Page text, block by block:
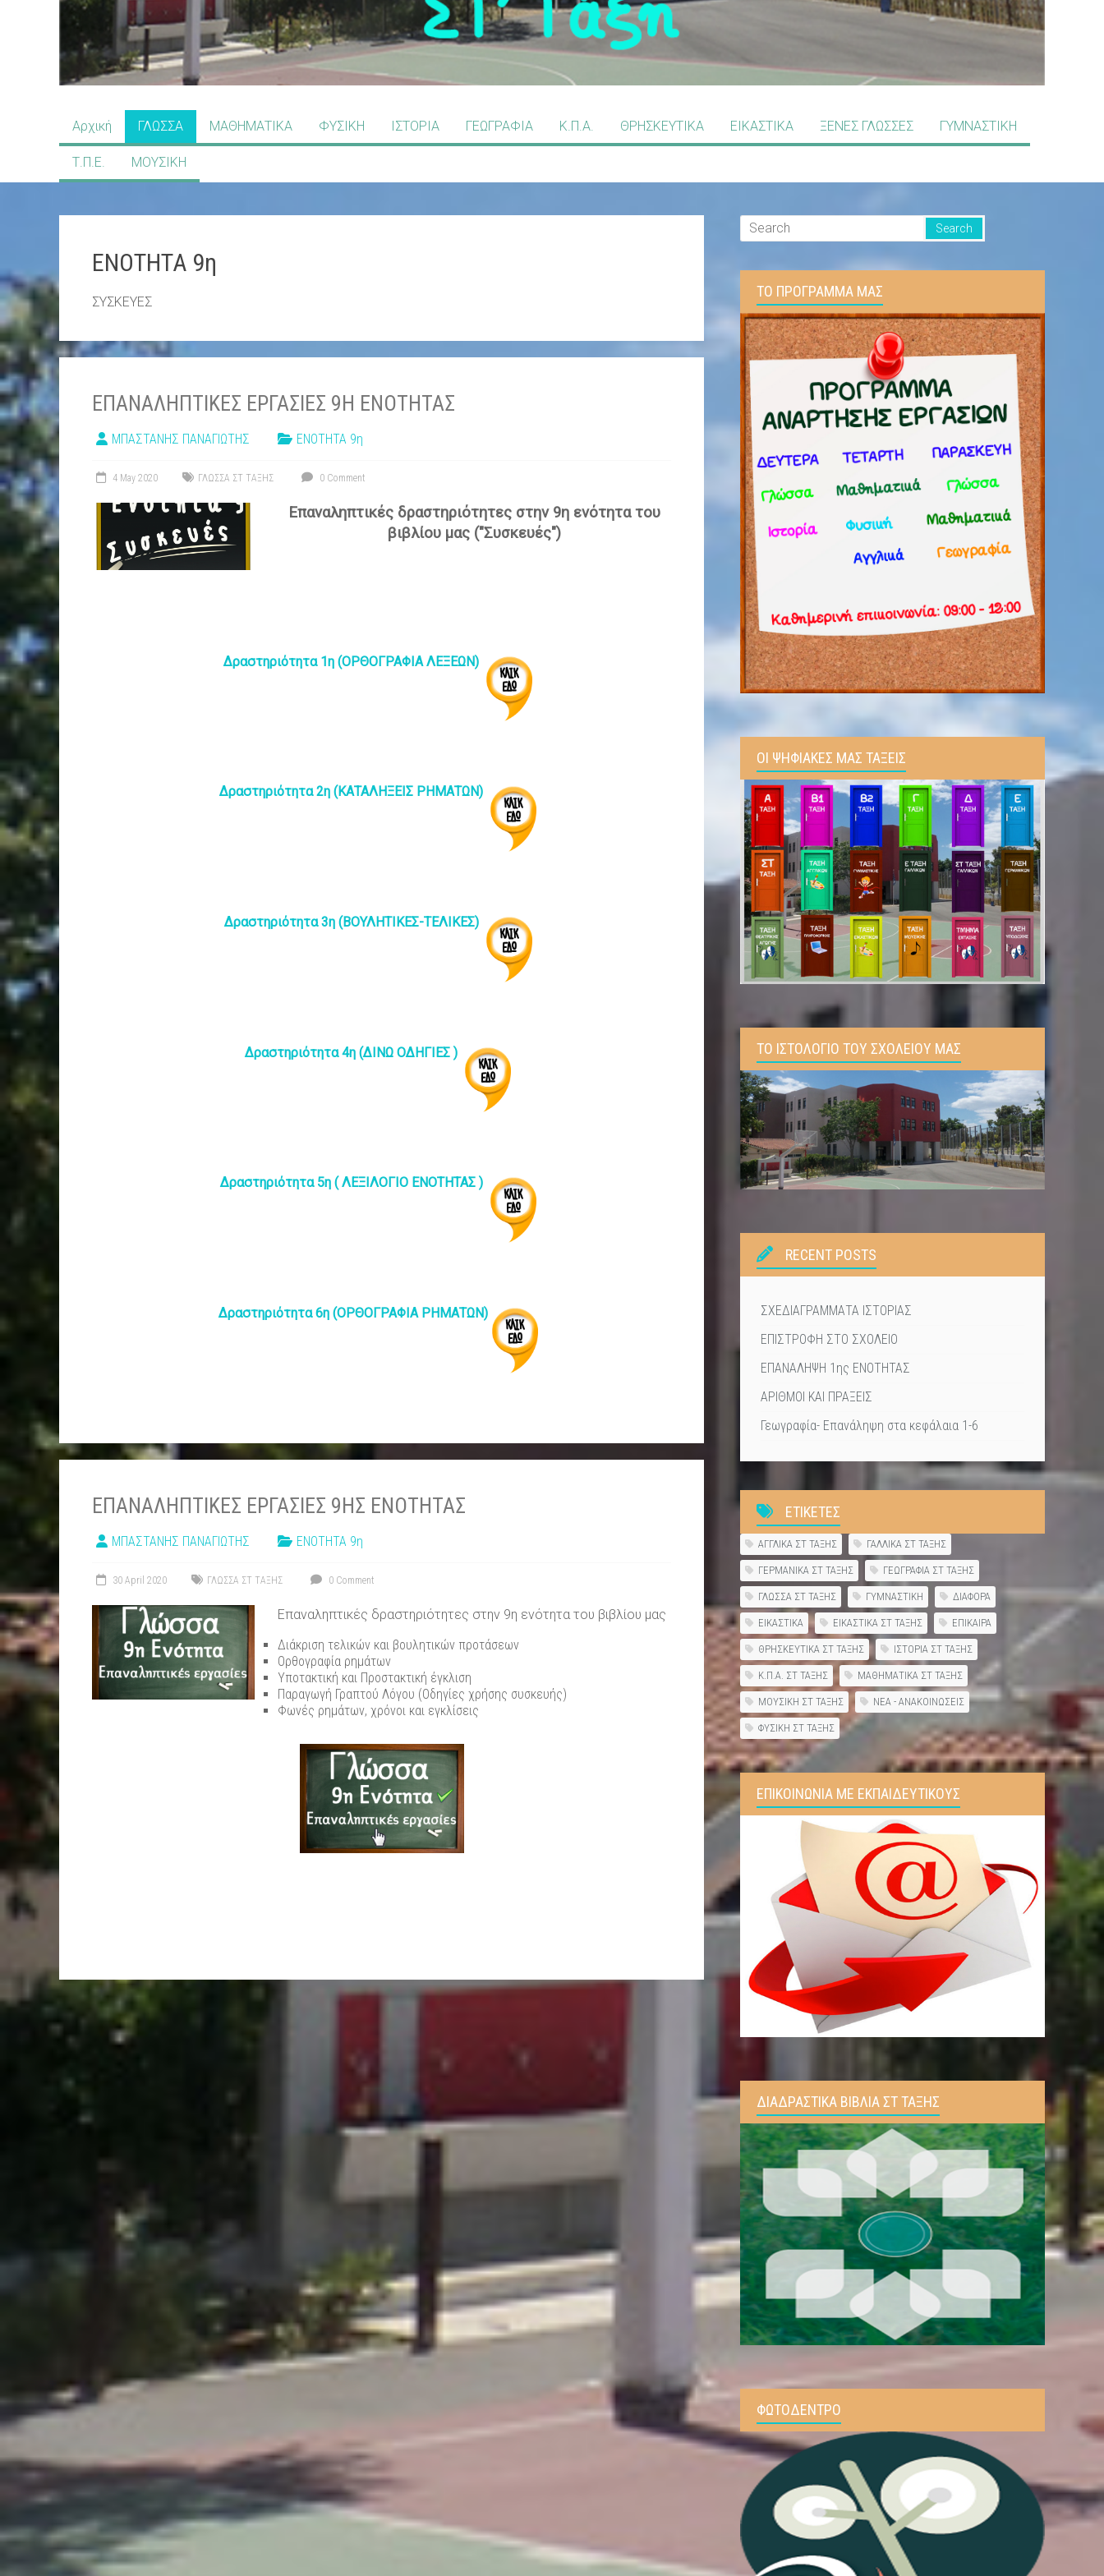
ΣΤ
ΤΑΞΗ
1ΟΥ
ΑΓΙΟΥ
ΙΩΑΝΝΗ
ΡΕΝΤΗ
Αρχική ΓΛΩΣΣΑ ΜΑΘΗΜΑΤΙΚΑ ΦΥΣΙΚΗ ΙΣΤΟΡΙΑ ΓΕΩΓΡΑΦΙΑ Κ.Π.Α. ΘΡΗΣΚΕΥΤΙΚΑ ΕΙΚΑΣΤΙΚΑ ΞΕΝΕΣ ΓΛΩΣΣΕΣ ΓΥΜΝΑΣΤΙΚΗ
Τ.Π.Ε. ΜΟΥΣΙΚΗ
ΕΝΟΤΗΤΑ 9η
ΣΥΣΚΕΥΕΣ
ΕΠΑΝΑΛΗΠΤΙΚΕΣ ΕΡΓΑΣΙΕΣ 9Η ΕΝΟΤΗΤΑΣ
ΜΠΑΣΤΑΝΗΣ ΠΑΝΑΓΙΩΤΗΣ ΕΝΟΤΗΤΑ 9η
4 May 2020 ΓΛΩΣΣΑ ΣΤ ΤΑΞΗΣ 0 Comment
Επαναληπτικές δραστηριότητες στην 9η ενότητα του
βιβλίου μας ("Συσκευές")
Δραστηριότητα 1η (ΟΡΘΟΓΡΑΦΙΑ ΛΕΞΕΩΝ)
Δραστηριότητα 2η (ΚΑΤΑΛΗΞΕΙΣ ΡΗΜΑΤΩΝ)
Δραστηριότητα 3η (ΒΟΥΛΗΤΙΚΕΣ-ΤΕΛΙΚΕΣ)
Δραστηριότητα 4η (ΔΙΝΩ ΟΔΗΓΙΕΣ )
Δραστηριότητα 5η ( ΛΕΞΙΛΟΓΙΟ ΕΝΟΤΗΤΑΣ )
Δραστηριότητα 6η (ΟΡΘΟΓΡΑΦΙΑ ΡΗΜΑΤΩΝ)
ΕΠΑΝΑΛΗΠΤΙΚΕΣ ΕΡΓΑΣΙΕΣ 9ΗΣ ΕΝΟΤΗΤΑΣ
ΜΠΑΣΤΑΝΗΣ ΠΑΝΑΓΙΩΤΗΣ ΕΝΟΤΗΤΑ 9η
30 April 2020 ΓΛΩΣΣΑ ΣΤ ΤΑΞΗΣ 0 Comment
Επαναληπτικές δραστηριότητες στην 9η ενότητα του βιβλίου μας
Διάκριση τελικών και βουλητικών προτάσεων
Ορθογραφία ρημάτων
Υποτακτική και Προστακτική έγκλιση
Παραγωγή Γραπτού Λόγου (Οδηγίες χρήσης συσκευής)
Φωνές ρημάτων, χρόνοι και εγκλίσεις
ΤΟ ΠΡΟΓΡΑΜΜΑ ΜΑΣ
ΟΙ ΨΗΦΙΑΚΕΣ ΜΑΣ ΤΑΞΕΙΣ
ΤΟ ΙΣΤΟΛΟΓΙΟ ΤΟΥ ΣΧΟΛΕΙΟΥ ΜΑΣ
RECENT POSTS
ΣΧΕΔΙΑΓΡΑΜΜΑΤΑ ΙΣΤΟΡΙΑΣ
ΕΠΙΣΤΡΟΦΗ ΣΤΟ ΣΧΟΛΕΙΟ
ΕΠΑΝΑΛΗΨΗ 1ης ΕΝΟΤΗΤΑΣ
ΑΡΙΘΜΟΙ ΚΑΙ ΠΡΑΞΕΙΣ
Γεωγραφία- Επανάληψη στα κεφάλαια 1-6
ΕΤΙΚΕΤΕΣ
ΑΓΓΛΙΚΑ ΣΤ ΤΑΞΗΣ ΓΑΛΛΙΚΑ ΣΤ ΤΑΞΗΣ
ΓΕΡΜΑΝΙΚΑ ΣΤ ΤΑΞΗΣ ΓΕΩΓΡΑΦΙΑ ΣΤ ΤΑΞΗΣ
ΓΛΩΣΣΑ ΣΤ ΤΑΞΗΣ ΓΥΜΝΑΣΤΙΚΗ ΔΙΑΦΟΡΑ
ΕΙΚΑΣΤΙΚΑ ΕΙΚΑΣΤΙΚΑ ΣΤ ΤΑΞΗΣ ΕΠΙΚΑΙΡΑ
ΘΡΗΣΚΕΥΤΙΚΑ ΣΤ ΤΑΞΗΣ ΙΣΤΟΡΙΑ ΣΤ ΤΑΞΗΣ
Κ.Π.Α. ΣΤ ΤΑΞΗΣ ΜΑΘΗΜΑΤΙΚΑ ΣΤ ΤΑΞΗΣ
ΜΟΥΣΙΚΗ ΣΤ ΤΑΞΗΣ ΝΕΑ - ΑΝΑΚΟΙΝΩΣΕΙΣ
ΦΥΣΙΚΗ ΣΤ ΤΑΞΗΣ
ΕΠΙΚΟΙΝΩΝΙΑ ΜΕ ΕΚΠΑΙΔΕΥΤΙΚΟΥΣ
ΔΙΑΔΡΑΣΤΙΚΑ ΒΙΒΛΙΑ ΣΤ ΤΑΞΗΣ
ΦΩΤΟΔΕΝΤΡΟ